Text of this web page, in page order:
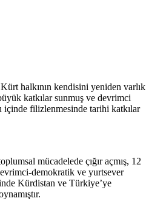
halkının kendisini yeniden varlık
katkılar sunmuş ve devrimci
filizlenmesinde tarihi katkılar
mücadelede çığır açmış, 12
demokratik ve yurtsever
Kürdistan ve Türkiye’ye